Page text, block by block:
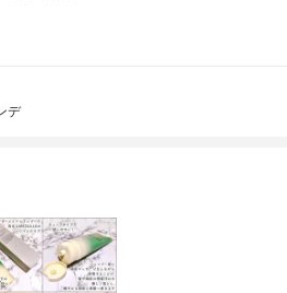
デ